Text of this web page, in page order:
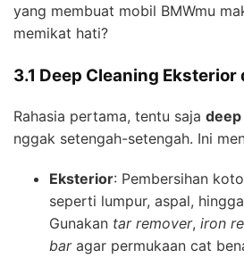
yang membuat mobil BMWmu
memikat hati?
3.1 Deep Cleaning
Rahasia pertama, tentu saja
nggak setengah-setengah. Ini
Eksterior: Pembersihan
seperti lumpur, aspal,
Gunakan tar remover, iron
baragar permukaan cat